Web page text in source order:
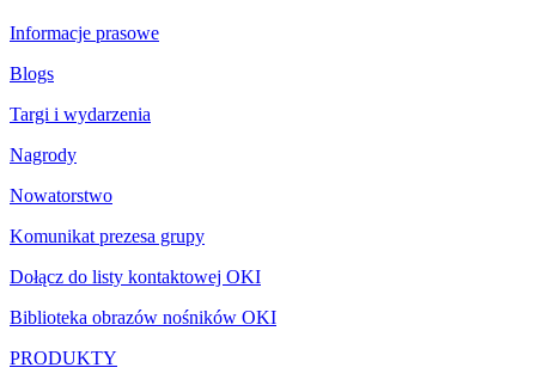
Informacje prasowe
Blogs
Targi i wydarzenia
Nagrody
Nowatorstwo
Komunikat prezesa grupy
Dołącz do listy kontaktowej OKI
Biblioteka obrazów nośników OKI
PRODUKTY